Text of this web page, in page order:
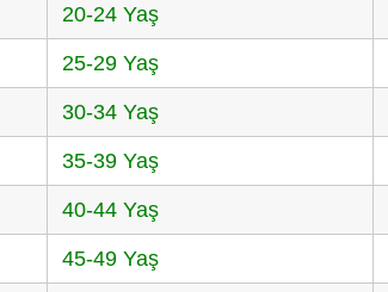
20-24 Yaş
25-29 Yaş
30-34 Yaş
35-39 Yaş
40-44 Yaş
45-49 Yaş